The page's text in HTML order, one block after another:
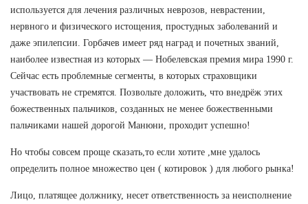
используется для лечения различных неврозов, неврастении,
нервного и физического истощения, простудных заболеваний и
даже эпилепсии. Горбачев имеет ряд наград и почетных званий,
наиболее известная из которых — Нобелевская премия мира 1990 г.
Сейчас есть проблемные сегменты, в которых страховщики
участвовать не стремятся. Позвольте доложить, что внедрёж этих
божественных пальчиков, созданных не менее божественными
пальчиками нашей дорогой Манюни, проходит успешно!
Но чтобы совсем проще сказать,то если хотите ,мне удалось
определить полное множество цен ( котировок ) для любого рынка!
Лицо, платящее должнику, несет ответственность за неисполнение